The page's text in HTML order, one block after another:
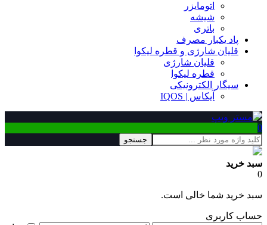
اتومایزر
شیشه
باتری
پاد یکبار مصرف
قلیان شارژی و قطره لیکوا
قلیان شارژی
قطره لیکوا
سیگار الکترونیکی
آیکاس | IQOS
0
جستجو
سبد خرید
0
سبد خرید شما خالی است.
حساب کاربری